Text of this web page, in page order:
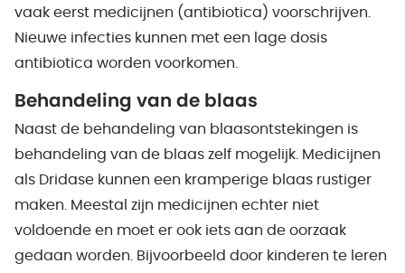
vaak eerst medicijnen (antibiotica) voorschrijven.
Nieuwe infecties kunnen met een lage dosis
antibiotica worden voorkomen.
Behandeling van de blaas
Naast de behandeling van blaasontstekingen is
behandeling van de blaas zelf mogelijk. Medicijnen
als Dridase kunnen een kramperige blaas rustiger
maken. Meestal zijn medicijnen echter niet
voldoende en moet er ook iets aan de oorzaak
gedaan worden. Bijvoorbeeld door kinderen te leren